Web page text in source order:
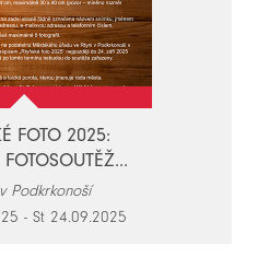
FOTO 2025:
Podkrkonoší
- St 24.09.2025